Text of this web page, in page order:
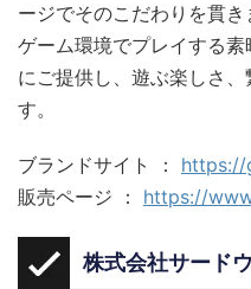
ージでそのこだわりを貫
ゲーム環境でプレイする
にご提供し、遊ぶ楽しさ
す。
ブランドサイト ： https://
販売ページ ： https://
株式会社サード